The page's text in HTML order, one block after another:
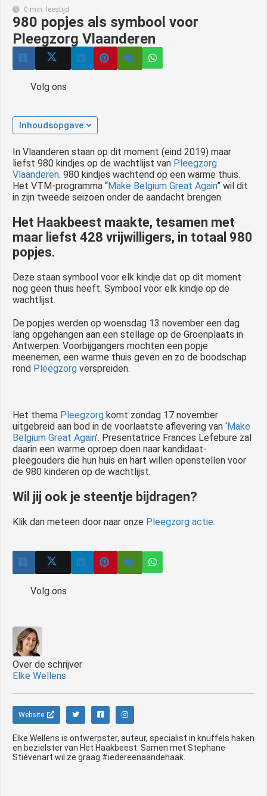
0 min. leestijd
980 popjes als symbool voor
Pleegzorg Vlaanderen
Volg ons
Inhoudsopgave
In Vlaanderen staan op dit moment (eind 2019) maar
liefst 980 kindjes op de wachtlijst van Pleegzorg
Vlaanderen. 980 kindjes wachtend op een warme thuis.
Het VTM-programma “Make Belgium Great Again” wil dit
in zijn tweede seizoen onder de aandacht brengen.
Het Haakbeest maakte, tesamen met
maar liefst 428 vrijwilligers, in totaal 980
popjes.
Deze staan symbool voor elk kindje dat op dit moment
nog geen thuis heeft. Symbool voor elk kindje op de
wachtlijst.
De popjes werden op woensdag 13 november een dag
lang opgehangen aan een stellage op de Groenplaats in
Antwerpen. Voorbijgangers mochten een popje
meenemen, een warme thuis geven en zo de boodschap
rond Pleegzorg verspreiden.
Het thema Pleegzorg komt zondag 17 november
uitgebreid aan bod in de voorlaatste aflevering van ‘Make
Belgium Great Again’. Presentatrice Frances Lefebure zal
daarin een warme oproep doen naar kandidaat-
pleegouders die hun huis en hart willen openstellen voor
de 980 kinderen op de wachtlijst.
Wil jij ook je steentje bijdragen?
Klik dan meteen door naar onze Pleegzorg actie.
Volg ons
Over de schrijver
Elke Wellens
Website
Elke Wellens is ontwerpster, auteur, specialist in knuffels haken
en bezielster van Het Haakbeest. Samen met Stephane
Stiévenart wil ze graag #iedereenaandehaak.